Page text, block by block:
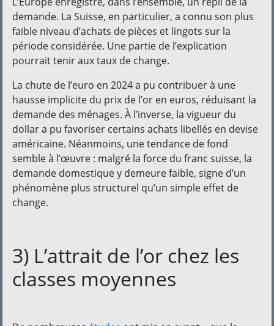
demande. La Suisse, en particulier, a connu son plus
faible niveau d’achats de pièces et lingots sur la
période considérée. Une partie de l’explication
pourrait tenir aux taux de change.
La chute de l’euro en 2024 a pu contribuer à une
hausse implicite du prix de l’or en euros, réduisant la
demande des ménages. À l’inverse, la vigueur du
dollar a pu favoriser certains achats libellés en devise
américaine. Néanmoins, une tendance de fond
semble à l’œuvre : malgré la force du franc suisse, la
demande domestique y demeure faible, signe d’un
phénomène plus structurel qu’un simple effet de
change.
3) L’attrait de l’or chez les
classes moyennes